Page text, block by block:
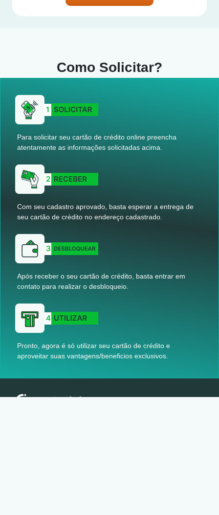
Como Solicitar?
Para solicitar seu cartão de crédito online preencha
atentamente as informações solicitadas acima.
Com seu cadastro aprovado, basta esperar a entrega de
seu cartão de crédito no endereço cadastrado.
Após receber o seu cartão de crédito, basta entrar em
contato para realizar o desbloqueio.
Pronto, agora é só utilizar seu cartão de crédito e
aproveitar suas vantagens/beneficios exclusivos.